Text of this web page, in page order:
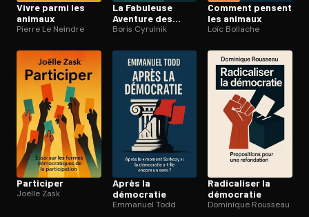
Vivre parmi les
animaux
Pierre Le Neindre
La Fabuleuse
Aventure des
hommes et des
Boris Cyrulnik
Comment pensent
les animaux
Loïc Bollache
Participer
Joëlle Zask
Après la
démocratie
Emmanuel Todd
Radicaliser la
démocratie
Dominique Rousseau